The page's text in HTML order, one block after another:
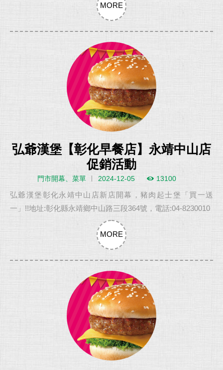
MORE
弘爺漢堡【彰化早餐店】永靖中山店
促銷活動
門市開幕、菜單 2024-12-05 13100
弘爺漢堡彰化永靖中山店新店開幕，豬肉起士堡「買一送
一」!!地址:彰化縣永靖鄉中山路三段364號，電話:04-8230010
MORE